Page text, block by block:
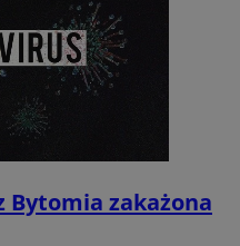
Bytomia zakażona